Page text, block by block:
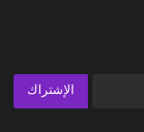
الإشتراك